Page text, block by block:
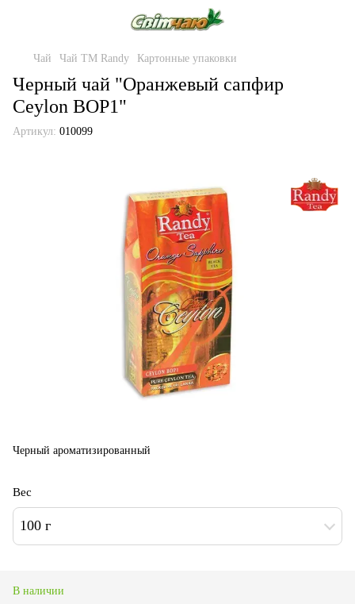
Чай Чай ТМ Randy Картонные упаковки
Черный чай "Оранжевый сапфир
Ceylon BOP1"
Артикул: 010099
Черный ароматизированный
Вес
100 г
В наличии